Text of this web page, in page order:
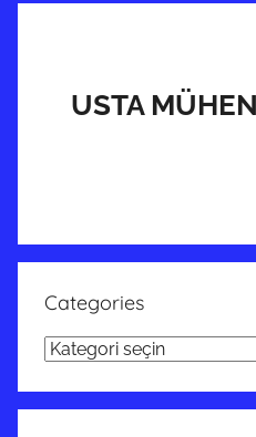
USTA
Categories
Categories